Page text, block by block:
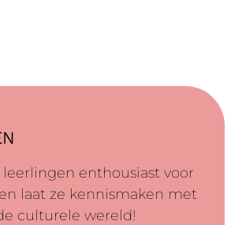
leerlingen enthousiast voor
laat ze kennismaken met
culturele wereld!